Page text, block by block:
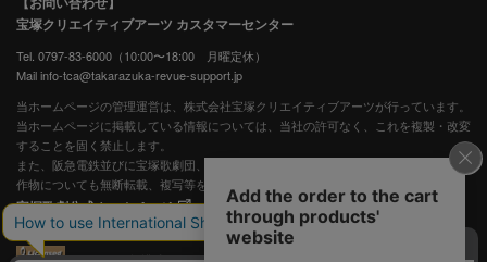
宝塚クリエイティブアーツ カスタマーセンター
Tel. 0797-83-6000（10:00〜18:00 月曜定休）
Mail info-tca@takarazuka-revue-support.jp
当ホームページの管理運営は、株式会社宝塚クリエイティブアーツが行っています。
当ホームページに掲載している情報については、当社の許可なく、これを複製・改変
することを固く禁止します。
また、阪急電鉄並びに宝塚歌劇団、宝塚クリエイティブアーツの出版物ほか写真等著
作物についても無断転載、複写等を禁じます。
宝塚歌劇公式ホームページ